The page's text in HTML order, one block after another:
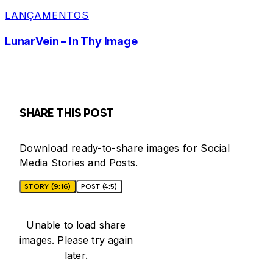
LANÇAMENTOS
LunarVein – In Thy Image
SHARE THIS POST
Download ready-to-share images for Social
Media Stories and Posts.
STORY (9:16) POST (4:5)
Unable to load share
images. Please try again
later.